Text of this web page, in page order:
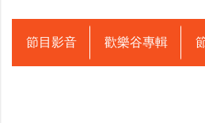
節目影音 歡樂谷專輯